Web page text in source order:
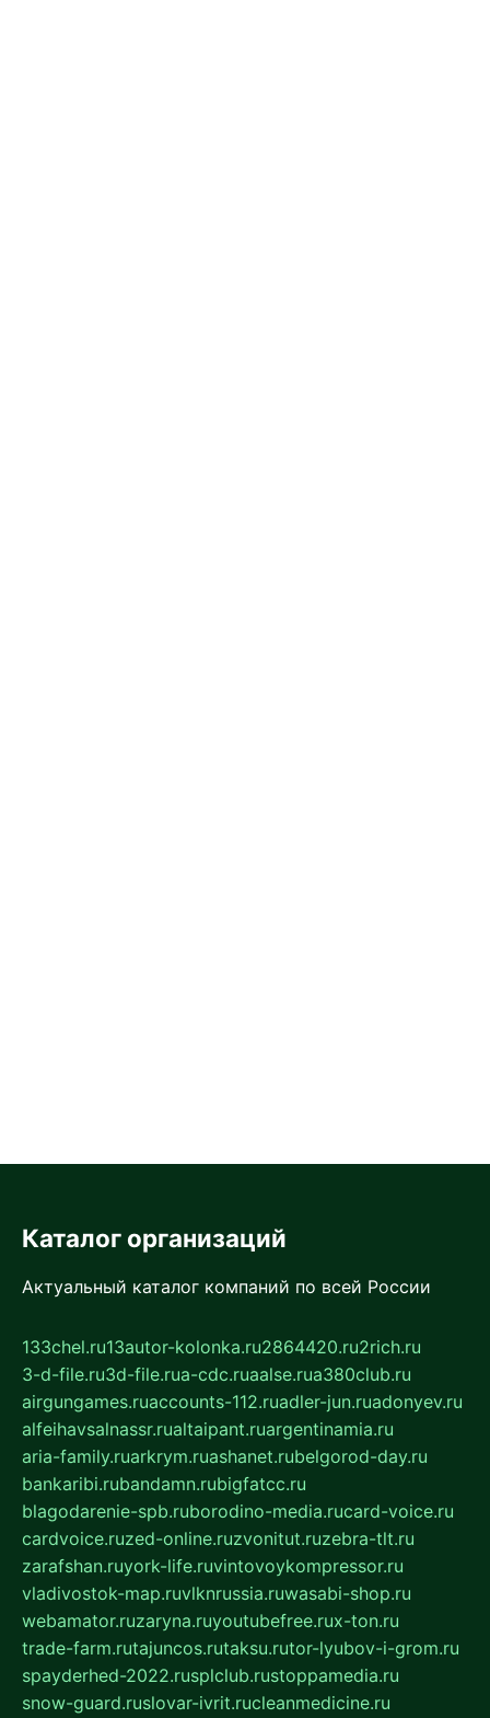
Каталог организаций
Актуальный каталог компаний по всей России
133chel.ru13autor-kolonka.ru2864420.ru2rich.ru
3-d-file.ru3d-file.rua-cdc.ruaalse.rua380club.ru
airgungames.ruaccounts-112.ruadler-jun.ruadonyev.ru
alfeihavsalnassr.rualtaipant.ruargentinamia.ru
aria-family.ruarkrym.ruashanet.rubelgorod-day.ru
bankaribi.rubandamn.rubigfatcc.ru
blagodarenie-spb.ruborodino-media.rucard-voice.ru
cardvoice.ruzed-online.ruzvonitut.ruzebra-tlt.ru
zarafshan.ruyork-life.ruvintovoykompressor.ru
vladivostok-map.ruvlknrussia.ruwasabi-shop.ru
webamator.ruzaryna.ruyoutubefree.rux-ton.ru
trade-farm.rutajuncos.rutaksu.rutor-lyubov-i-grom.ru
spayderhed-2022.rusplclub.rustoppamedia.ru
snow-guard.ruslovar-ivrit.rucleanmedicine.ru